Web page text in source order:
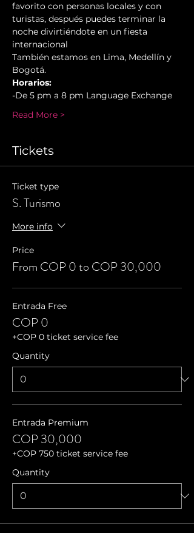
favorito con personas locales y con
turistas, después puedes terminar la
noche divirtiéndote en un fiesta
internacional
También estamos en Lima, Medellín y
Bogotá.
Horarios:
-De 5 pm a 8 pm Language Exchange
Read More >
Tickets
Ticket type
S. Turismo
More info
Price
From COP 0 to COP 30,000
Entrada Free
COP 0
+COP 0 ticket service fee
Quantity
Entrada Premium
COP 30,000
+COP 750 ticket service fee
Quantity